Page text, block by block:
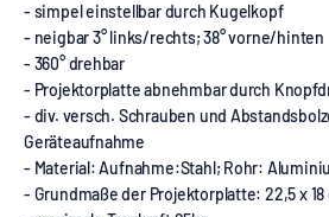
- simpel einstellbar durch Kugelkopf
- neigbar 3° links/rechts; 38° vorne/hinten
- 360° drehbar
- Projektorplatte abnehmbar durch
- div. versch. Schrauben und
Geräteaufnahme
- Material: Aufnahme:Stahl; Rohr:
- Grundmaße der Projektorplatte: 22,5 x 18